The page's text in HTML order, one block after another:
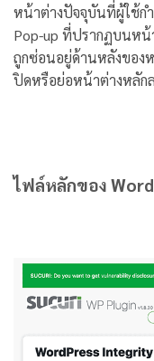
หน้าต่างปัจจุบันที่ผู้ใช้ก
Pop-up ที่ปรากฏบนห
ถูกซ่อนอยู่ด้านหลังของ
ปิดหรือย่อหน้าต่างหลัก
ไฟล์หลักของ